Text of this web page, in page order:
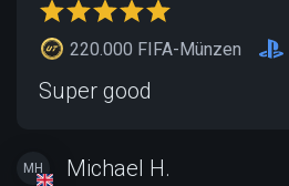
220.000 FIFA-Münzen
Super good
MH Michael H.